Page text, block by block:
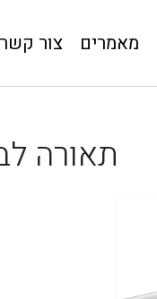
מאמרים צור קשר
תאורה